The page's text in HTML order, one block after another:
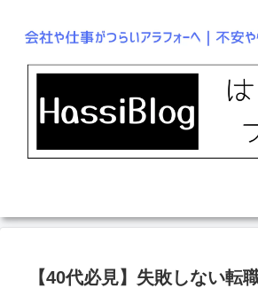
【40代必見】失敗しない転